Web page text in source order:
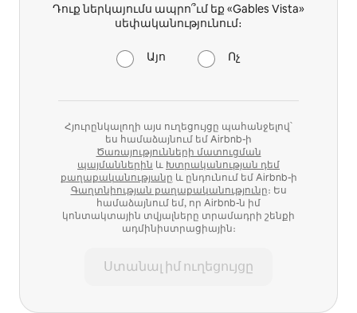
Դուք ներկայումս ապրո՞ւմ եք «Gables Vista»
սեփականությունում։
Այո Ոչ
Հյուրընկալողի այս ուղեցույցը պահանջելով՝
ես համաձայնում եմ Airbnb-ի
Ծառայությունների մատուցման
պայմաններին և Խտրականության դեմ
քաղաքականությանը և ընդունում եմ Airbnb-ի
Գաղտնիության քաղաքականությունը։ Ես
համաձայնում եմ, որ Airbnb-ն իմ
կոնտակտային տվյալները տրամադրի շենքի
ադմինիստրացիային։
Ստանալ իմ ուղեցույցը